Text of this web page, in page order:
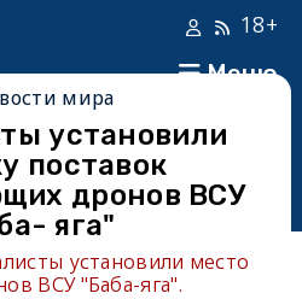
Меню
18+
мира
установили
поставок
дронов ВСУ
яга"
установили место
ВСУ "Баба-яга".